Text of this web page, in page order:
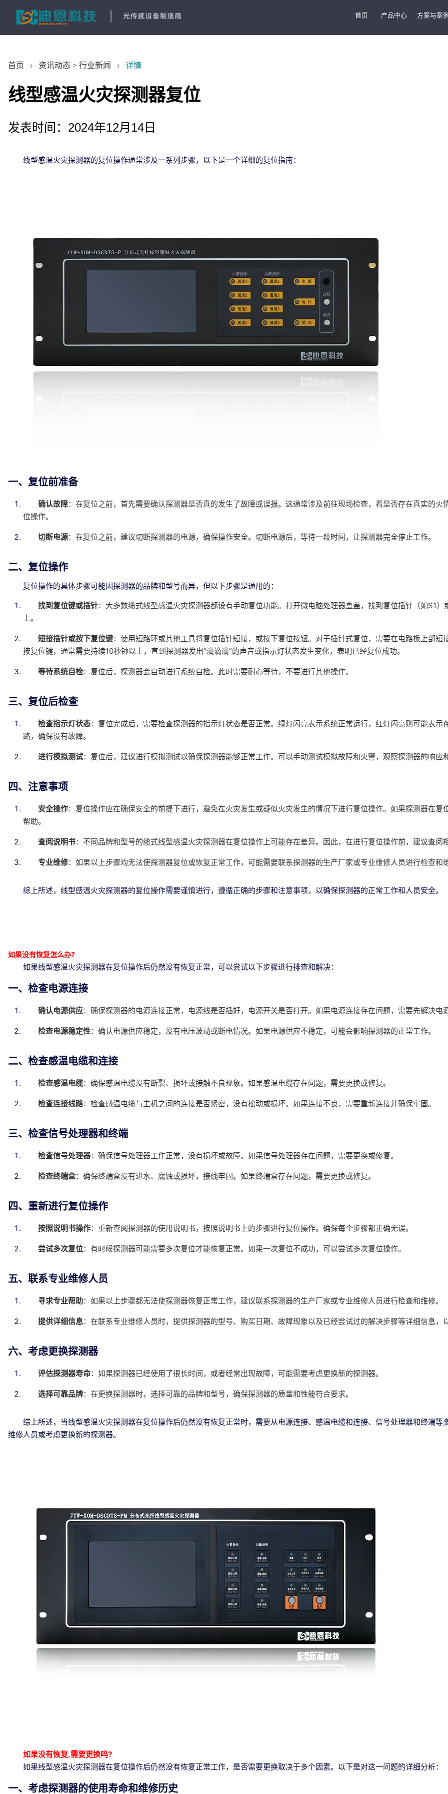
首页 产品中心 方案与案
首页 › 资讯动态 > 行业新闻 › 详情
线型感温火灾探测器复位
发表时间：2024年12月14日
线型感温火灾探测器的复位操作通常涉及一系列步骤，以下是一个详细的复位指南：
一、复位前准备
确认故障：在复位之前，首先需要确认探测器是否真的发生了故障或误报。这通常涉及前往现场检查，看是否存在真实的
位操作。
切断电源：在复位之前，建议切断探测器的电源，确保操作安全。切断电源后，等待一段时间，让探测器完全停止工作。
二、复位操作
复位操作的具体步骤可能因探测器的品牌和型号而异，但以下步骤是通用的：
找到复位键或插针：大多数缆式线型感温火灾探测器都设有手动复位功能。打开微电脑处理器盒盖，找到复位插针（如S1
上。
短接插针或按下复位键：使用短路环或其他工具将复位插针短接，或按下复位按钮。对于插针式复位，需要在电路板上部
按复位键，通常需要持续10秒钟以上，直到探测器发出“滴滴滴”的声音或指示灯状态发生变化，表明已经复位成功。
等待系统自检：复位后，探测器会自动进行系统自检。此时需要耐心等待，不要进行其他操作。
三、复位后检查
检查指示灯状态：复位完成后，需要检查探测器的指示灯状态是否正常。绿灯闪亮表示系统正常运行，红灯闪亮则可能表
路，确保没有故障。
进行模拟测试：复位后，建议进行模拟测试以确保探测器能够正常工作。可以手动测试模拟故障和火警，观察探测器的响应
四、注意事项
安全操作：复位操作应在确保安全的前提下进行，避免在火灾发生或疑似火灾发生的情况下进行复位操作。如果探测器在
帮助。
查阅说明书：不同品牌和型号的缆式线型感温火灾探测器在复位操作上可能存在差异。因此，在进行复位操作前，建议查
专业维修：如果以上步骤均无法使探测器复位或恢复正常工作，可能需要联系探测器的生产厂家或专业维修人员进行检查和
综上所述，线型感温火灾探测器的复位操作需要谨慎进行，遵循正确的步骤和注意事项，以确保探测器的正常工作和人员安全。
如果没有恢复怎么办?
如果线型感温火灾探测器在复位操作后仍然没有恢复正常，可以尝试以下步骤进行排查和解决：
一、检查电源连接
确认电源供应：确保探测器的电源连接正常，电源线是否插好，电源开关是否打开。如果电源连接存在问题，需要先解决电
检查电源稳定性：确认电源供应稳定，没有电压波动或断电情况。如果电源供应不稳定，可能会影响探测器的正常工作。
二、检查感温电缆和连接
检查感温电缆：确保感温电缆没有断裂、损坏或接触不良现象。如果感温电缆存在问题，需要更换或修复。
检查连接线路：检查感温电缆与主机之间的连接是否紧密，没有松动或损坏。如果连接不良，需要重新连接并确保牢固。
三、检查信号处理器和终端
检查信号处理器：确保信号处理器工作正常，没有损坏或故障。如果信号处理器存在问题，需要更换或修复。
检查终端盒：确保终端盒没有进水、腐蚀或损坏，接线牢固。如果终端盒存在问题，需要更换或修复。
四、重新进行复位操作
按照说明书操作：重新查阅探测器的使用说明书，按照说明书上的步骤进行复位操作。确保每个步骤都正确无误。
尝试多次复位：有时候探测器可能需要多次复位才能恢复正常。如果一次复位不成功，可以尝试多次复位操作。
五、联系专业维修人员
寻求专业帮助：如果以上步骤都无法使探测器恢复正常工作，建议联系探测器的生产厂家或专业维修人员进行检查和维修。
提供详细信息：在联系专业维修人员时，提供探测器的型号、购买日期、故障现象以及已经尝试过的解决步骤等详细信息
六、考虑更换探测器
评估探测器寿命：如果探测器已经使用了很长时间，或者经常出现故障，可能需要考虑更换新的探测器。
选择可靠品牌：在更换探测器时，选择可靠的品牌和型号，确保探测器的质量和性能符合要求。
综上所述，当线型感温火灾探测器在复位操作后仍然没有恢复正常时，需要从电源连接、感温电缆和连接、信号处理器和终端
维修人员或考虑更换新的探测器。
如果没有恢复,需要更换吗?
如果线型感温火灾探测器在复位操作后仍然没有恢复正常工作，是否需要更换取决于多个因素。以下是对这一问题的详细分析：
一、考虑探测器的使用寿命和维修历史